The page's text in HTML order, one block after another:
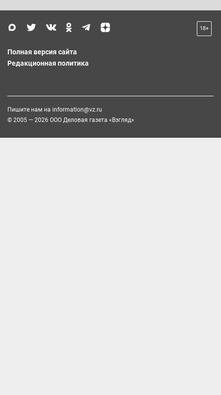
18+
Полная версия сайта
Редакционная политика
Пишите нам на information@vz.ru
© 2005 — 2026 ООО Деловая газета «Взгляд»